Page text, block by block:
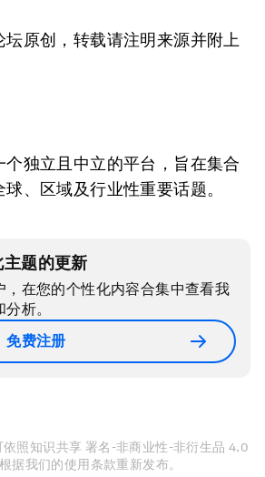
原创，转载请注明来源并附上
独立且中立的平台，旨在集合
、区域及行业性重要话题。
题的更新
，在您的个性化内容合集中查看我
析。
免费注册
照知识共享 署名-非商业性-非衍生品 4.0
据我们的使用条款重新发布。